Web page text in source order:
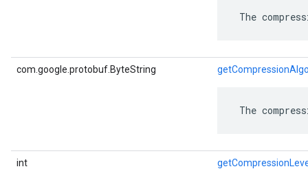
The
com.google.protobuf.ByteString
The
int